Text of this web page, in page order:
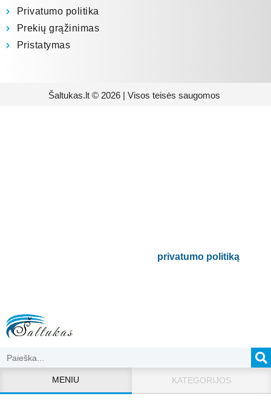
Privatumo politika
Prekių grąžinimas
Pristatymas
Šaltukas.lt © 2026 | Visos teisės saugomos
privatumo politiką.
MENIU KATEGORIJOS